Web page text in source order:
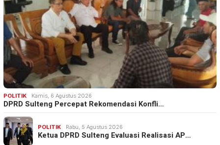
POLITIK Kamis, 6 Agustus 2026
DPRD Sulteng Percepat Rekomendasi Konfli…
POLITIK Rabu, 5 Agustus 2026
Ketua DPRD Sulteng Evaluasi Realisasi AP…